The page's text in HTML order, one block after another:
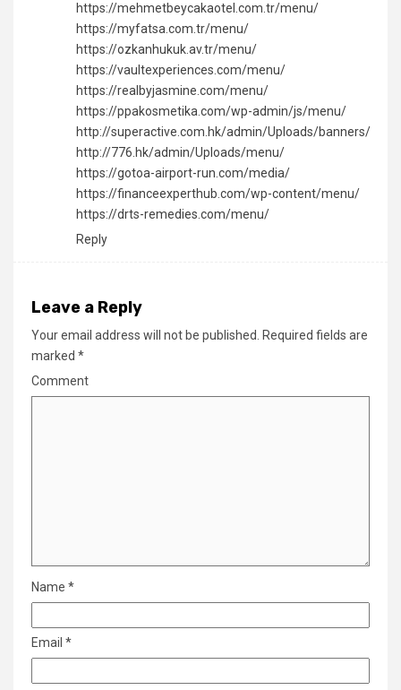
https://mehmetbeycakaotel.com.tr/menu/
https://myfatsa.com.tr/menu/
https://ozkanhukuk.av.tr/menu/
https://vaultexperiences.com/menu/
https://realbyjasmine.com/menu/
https://ppakosmetika.com/wp-admin/js/menu/
http://superactive.com.hk/admin/Uploads/banners/
http://776.hk/admin/Uploads/menu/
https://gotoa-airport-run.com/media/
https://financeexperthub.com/wp-content/menu/
https://drts-remedies.com/menu/
Reply
Leave a Reply
Your email address will not be published.
Required fields are
marked *
Comment
Name *
Email *